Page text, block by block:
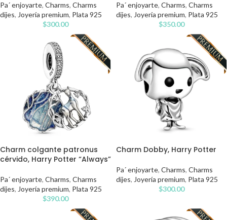
Pa´ enjoyarte, Charms, Charms
dijes, Joyería premium, Plata 925
$300.00
Pa´ enjoyarte, Charms, Charms
dijes, Joyería premium, Plata 925
$350.00
Charm colgante patronus
cérvido, Harry Potter “Always”
Pa´ enjoyarte, Charms, Charms
dijes, Joyería premium, Plata 925
$390.00
Charm Dobby, Harry Potter
Pa´ enjoyarte, Charms, Charms
dijes, Joyería premium, Plata 925
$300.00